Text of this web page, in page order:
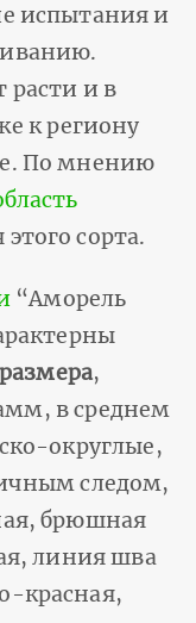
испытания и
расти и в
к региону
По мнению
сорта.
“Аморель
,
в среднем
округлые,
следом,
брюшная
линия шва
красная,